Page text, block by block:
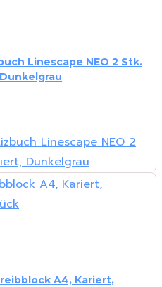
Linescape NEO 2 Stk.
A4, Kariert,